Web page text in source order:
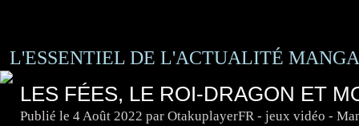
L'ESSENTIEL DE L'ACTUALITÉ
LES FÉES, LE ROI-DRAGON ET
Publié le 4 Août 2022 par OtakuplayerFR - jeux vidéo -